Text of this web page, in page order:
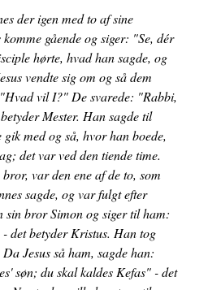
der igen med to af sine
gående og siger: "Se, dér
hørte, hvad han sagde, og
vendte sig om og så dem
vil I?" De svarede: "Rabbi,
Mester. Han sagde til
med og så, hvor han boede,
det var ved den tiende time.
var den ene af de to, som
sagde, og var fulgt efter
sin bror Simon og siger til ham:
det betyder Kristus. Han tog
Jesus så ham, sagde han:
søn; du skal kaldes Kefas" - det